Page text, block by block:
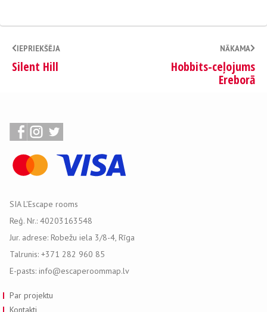
IEPRIEKŠĒJA
Silent Hill
NĀKAMA
Hobbits-ceļojums
Ereborā
SIA L'Escape rooms
Reģ. Nr.: 40203163548
Jur. adrese: Robežu iela 3/8-4, Rīga
Talrunis: +371 282 960 85
E-pasts: info@escaperoommap.lv
Par projektu